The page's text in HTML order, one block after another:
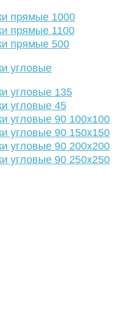
прямые 1000
прямые 1100
прямые 500
угловые
угловые 135
угловые 45
угловые 90 100х100
угловые 90 150х150
угловые 90 200х200
угловые 90 250х250